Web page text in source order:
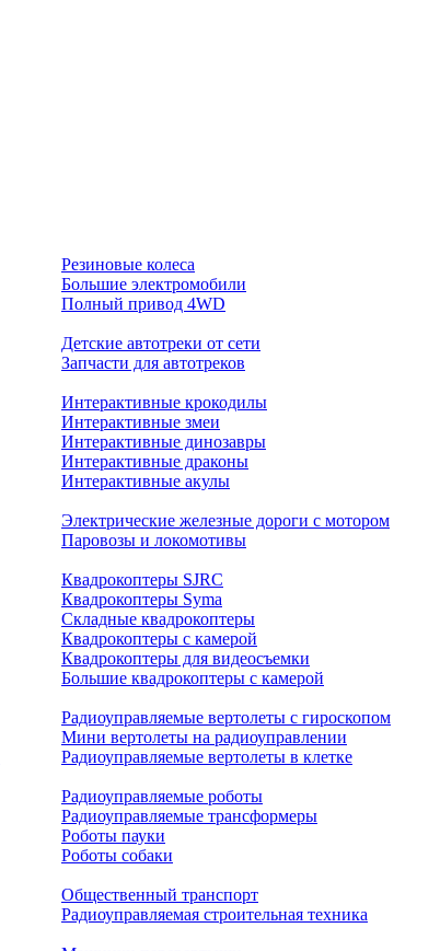
Резиновые колеса
Большие электромобили
Полный привод 4WD
Детские автотреки от сети
Запчасти для автотреков
Интерактивные крокодилы
Интерактивные змеи
Интерактивные динозавры
Интерактивные драконы
Интерактивные акулы
Электрические железные дороги с мотором
Паровозы и локомотивы
Квадрокоптеры SJRC
Квадрокоптеры Syma
Складные квадрокоптеры
Квадрокоптеры с камерой
Квадрокоптеры для видеосъемки
Большие квадрокоптеры с камерой
Радиоуправляемые вертолеты с гироскопом
Мини вертолеты на радиоуправлении
Радиоуправляемые вертолеты в клетке
Радиоуправляемые роботы
Радиоуправляемые трансформеры
Роботы пауки
Роботы собаки
Общественный транспорт
Радиоуправляемая строительная техника